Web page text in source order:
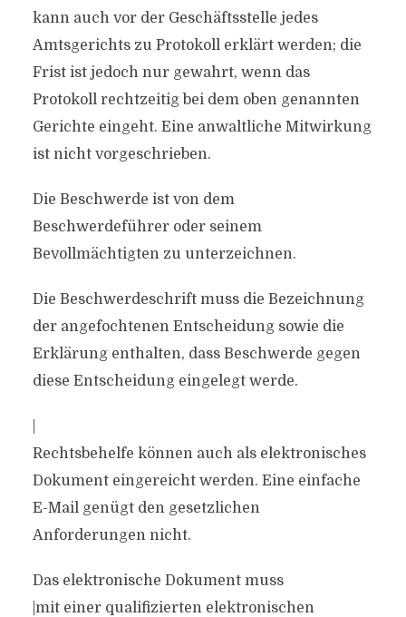
kann auch vor der Geschäftsstelle jedes
Amtsgerichts zu Protokoll erklärt werden; die
Frist ist jedoch nur gewahrt, wenn das
Protokoll rechtzeitig bei dem oben genannten
Gerichte eingeht. Eine anwaltliche Mitwirkung
ist nicht vorgeschrieben.
Die Beschwerde ist von dem
Beschwerdeführer oder seinem
Bevollmächtigten zu unterzeichnen.
Die Beschwerdeschrift muss die Bezeichnung
der angefochtenen Entscheidung sowie die
Erklärung enthalten, dass Beschwerde gegen
diese Entscheidung eingelegt werde.
Rechtsbehelfe können auch als elektronisches
Dokument eingereicht werden. Eine einfache
E-Mail genügt den gesetzlichen
Anforderungen nicht.
Das elektronische Dokument muss
|mit einer qualifizierten elektronischen